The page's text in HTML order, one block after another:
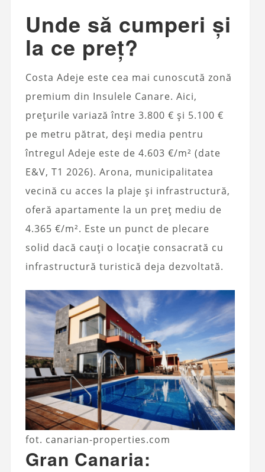
Unde să cumperi și
la ce preț?
Costa Adeje este cea mai cunoscută zonă
premium din Insulele Canare. Aici,
prețurile variază între 3.800 € și 5.100 €
pe metru pătrat, deși media pentru
întregul Adeje este de 4.603 €/m² (date
E&V, T1 2026). Arona, municipalitatea
vecină cu acces la plaje și infrastructură,
oferă apartamente la un preț mediu de
4.365 €/m². Este un punct de plecare
solid dacă cauți o locație consacrată cu
infrastructură turistică deja dezvoltată.
fot. canarian-properties.com
Gran Canaria: